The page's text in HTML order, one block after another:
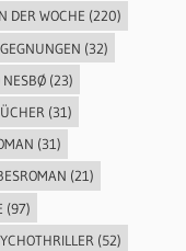
DER WOCHE (220)
(32)
NESBØ(23)
(31)
(31)
(21)
(97)
(52)